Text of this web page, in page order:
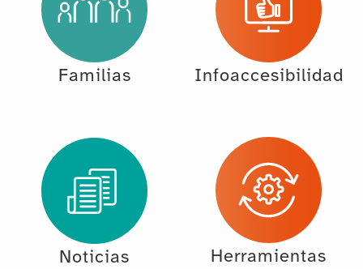
Familias Infoaccesibilidad
Noticias
Herramientas